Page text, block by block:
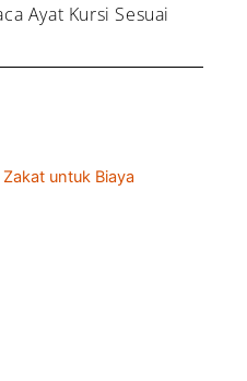
Ayat Kursi Sesuai